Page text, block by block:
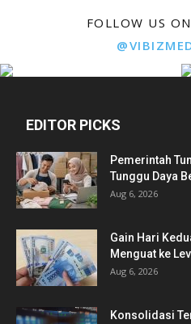
FOLLOW US
EDITOR PICKS
Pemerintah
Tunggu Daya
Aug 6, 2026
Gain Hari
Menguat ke
Aug 6, 2026
Konsolidasi